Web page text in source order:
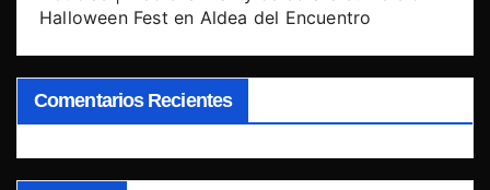
Halloween Fest en Aldea del Encuentro
Comentarios Recientes